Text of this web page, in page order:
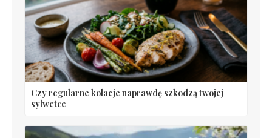
Czy regularne kolacje naprawdę szkodzą twojej
sylwetce